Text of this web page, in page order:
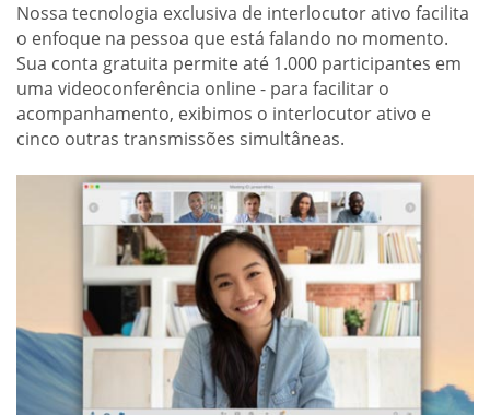
Nossa tecnologia exclusiva de interlocutor ativo facilita
o enfoque na pessoa que está falando no momento.
Sua conta gratuita permite até 1.000 participantes em
uma videoconferência online - para facilitar o
acompanhamento, exibimos o interlocutor ativo e
cinco outras transmissões simultâneas.